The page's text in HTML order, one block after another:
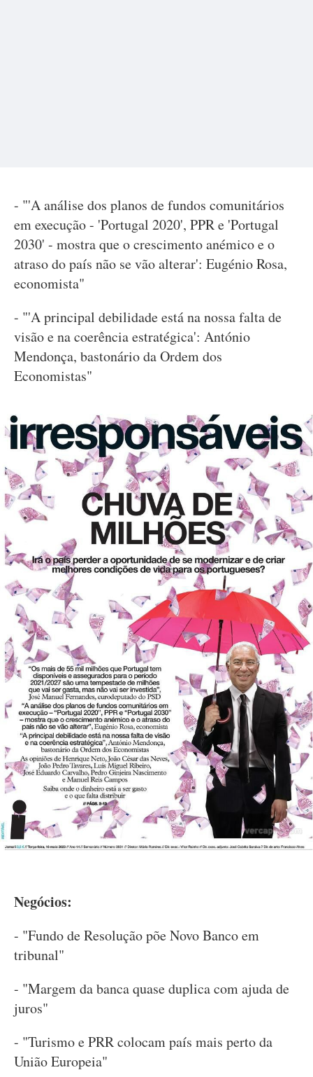
- "'A análise dos planos de fundos comunitários
em execução - 'Portugal 2020', PPR e 'Portugal
2030' - mostra que o crescimento anémico e o
atraso do país não se vão alterar': Eugénio Rosa,
economista"
- "'A principal debilidade está na nossa falta de
visão e na coerência estratégica': António
Mendonça, bastonário da Ordem dos
Economistas"
Negócios:
- "Fundo de Resolução põe Novo Banco em
tribunal"
- "Margem da banca quase duplica com ajuda de
juros"
- "Turismo e PRR colocam país mais perto da
União Europeia"